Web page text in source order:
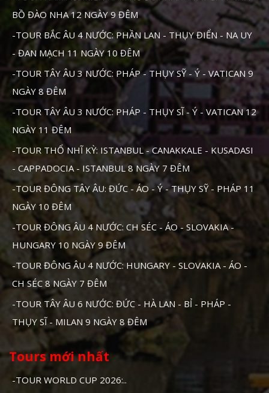
BỒ ĐÀO NHA 12 NGÀY 9 ĐÊM
-TOUR BẮC ÂU 4 NƯỚC: PHẦN LAN - THỤY ĐIỂN - NA UY
- ĐAN MẠCH 11 NGÀY 10 ĐÊM
-TOUR TÂY ÂU 3 NƯỚC: PHÁP - THỤY SỸ - Ý - VATICAN 9
NGÀY 8 ĐÊM
-TOUR TÂY ÂU 3 NƯỚC: PHÁP - THỤY SĨ - Ý - VATICAN 12
NGÀY 11 ĐÊM
-TOUR THỔ NHĨ KỲ: ISTANBUL - CANAKKALE - KUSADASI
- CAPPADOCIA - ISTANBUL 8 NGÀY 7 ĐÊM
-TOUR ĐÔNG TÂY ÂU: ĐỨC - ÁO - Ý - THỤY SỸ - PHÁP 11
NGÀY 10 ĐÊM
-TOUR ĐÔNG ÂU 4 NƯỚC: CH SÉC - ÁO - SLOVAKIA -
HUNGARY 10 NGÀY 9 ĐÊM
-TOUR ĐÔNG ÂU 4 NƯỚC: HUNGARY - SLOVAKIA - ÁO -
CH SÉC 8 NGÀY 7 ĐÊM
-TOUR TÂY ÂU 6 NƯỚC: ĐỨC - HÀ LAN - BỈ - PHÁP -
THỤY SĨ - MILAN 9 NGÀY 8 ĐÊM
Tours mới nhất
-TOUR WORLD CUP 2026:..